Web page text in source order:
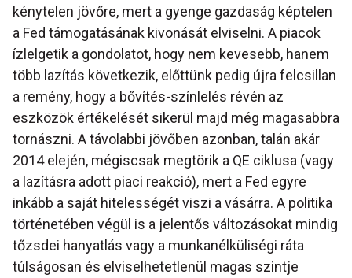
kénytelen jövőre, mert a gyenge gazdaság képtelen
a Fed támogatásának kivonását elviselni. A piacok
ízlelgetik a gondolatot, hogy nem kevesebb, hanem
több lazítás következik, előttünk pedig újra felcsillan
a remény, hogy a bővítés-színlelés révén az
eszközök értékelését sikerül majd még magasabbra
tornászni. A távolabbi jövőben azonban, talán akár
2014 elején, mégiscsak megtörik a QE ciklusa (vagy
a lazításra adott piaci reakció), mert a Fed egyre
inkább a saját hitelességét viszi a vásárra. A politika
történetében végül is a jelentős változásokat mindig
tőzsdei hanyatlás vagy a munkanélküliségi ráta
túlságosan és elviselhetetlenül magas szintje